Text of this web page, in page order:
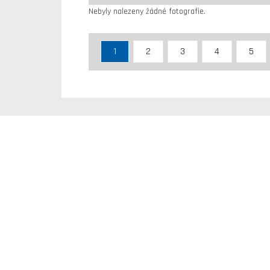
Nebyly nalezeny žádné fotografie.
1 2 3 4 5